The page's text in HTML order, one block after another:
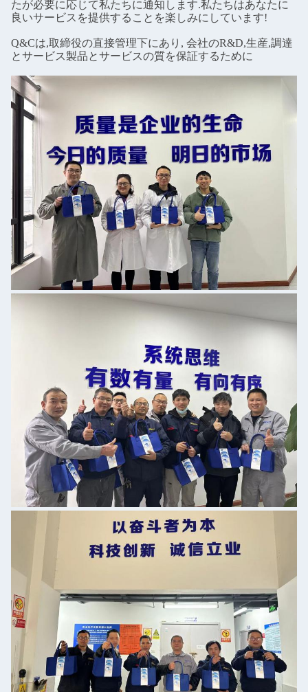
たが必要に応じて私たちに通知します.私たちはあなたに
良いサービスを提供することを楽しみにしています!
Q&Cは,取締役の直接管理下にあり, 会社のR&D,生産,調達
とサービス製品とサービスの質を保証するために